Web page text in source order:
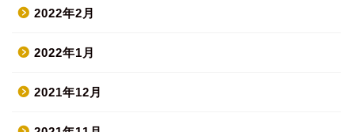
2022年2月
2022年1月
2021年12月